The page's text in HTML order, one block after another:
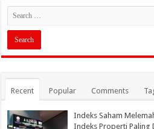
Recent Popular Comments
Indeks Saham
Indeks Properti Paling